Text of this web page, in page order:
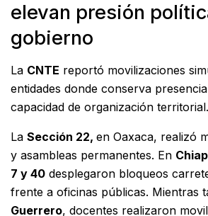
elevan presión
gobierno
La CNTE reportó movilizaciones
entidades donde conserva
capacidad de organización territorial.
La Sección 22, en Oaxaca, realizó
y asambleas permanentes. En
7 y 40 desplegaron bloqueos
frente a oficinas públicas. Mientras
Guerrero, docentes realizaron